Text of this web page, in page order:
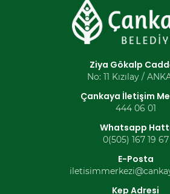
Ziya Gökalp
No: 11 Kızılay /
Çankaya İletişim
444 06 01
Whatsapp
0(505) 167 19 67
E-Posta
Kep Adresi